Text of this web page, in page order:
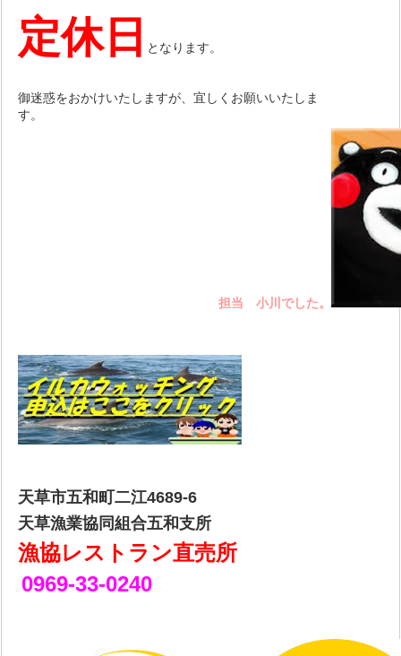
定休日 となります。
御迷惑をおかけいたしますが、宜しくお願いいたしま
す。
担当 小川でした。
天草市五和町二江4689-6
天草漁業協同組合五和支所
漁協レストラン直売所
0969-33-0240